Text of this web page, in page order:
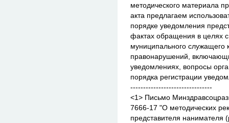
методического материала
акта предлагаем
порядке уведомления
фактах обращения в целях
муниципального
правонарушений,
уведомлениях, вопросы
порядка регистрации
--------------------------------
<1> Письмо
7666-17 "О методических
представителя нанимателя